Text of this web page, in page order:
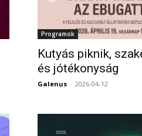
Programok
Kutyás piknik,
és jótékonyság
Galenus - 2026-04-12